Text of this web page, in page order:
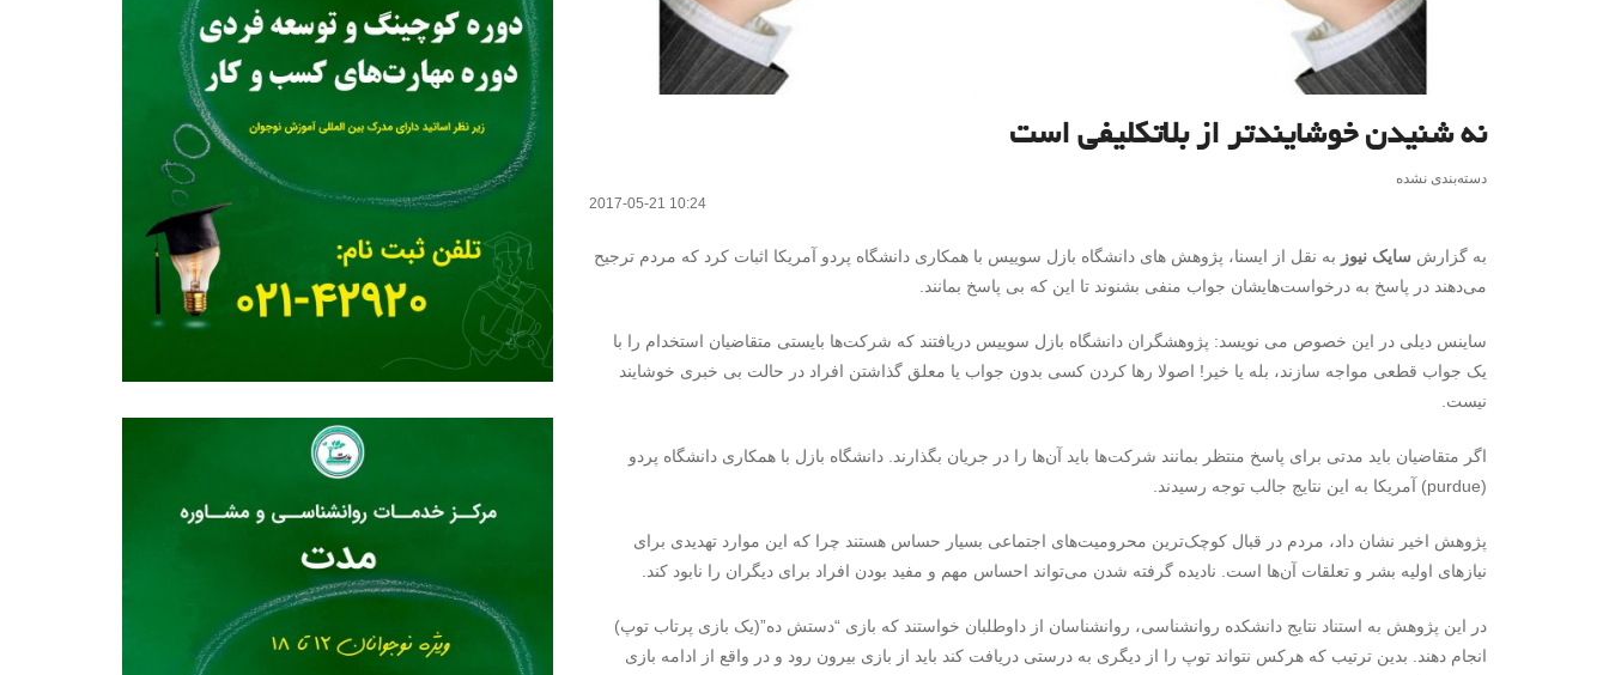
نه شنیدن خوشایندتر از بلاتکلیفی است
دسته‌بندی نشده
2017-05-21 10:24
به گزارش سایک نیوز به نقل از ایسنا، پژوهش های دانشگاه بازل سوییس با همکاری دانشگاه پردو آمریکا اثبات کرد که مردم ترجیح
می‌دهند در پاسخ به درخواست‌هایشان جواب منفی بشنوند تا این که بی پاسخ بمانند.
ساینس دیلی در این خصوص می نویسد: پژوهشگران دانشگاه بازل سوییس دریافتند که شرکت‌ها بایستی متقاضیان استخدام را با
یک جواب قطعی مواجه سازند، بله یا خیر! اصولا رها کردن کسی بدون جواب یا معلق گذاشتن افراد در حالت بی خبری خوشایند
نیست.
اگر متقاضیان باید مدتی برای پاسخ منتظر بمانند شرکت‌ها باید آن‌ها را در جریان بگذارند. دانشگاه بازل با همکاری دانشگاه پردو
(
purdue) آمریکا به این نتایج جالب توجه رسیدند.
پژوهش اخیر نشان داد، مردم در قبال کوچک‌ترین محرومیت‌های اجتماعی بسیار حساس هستند چرا که این موارد تهدیدی برای
نیازهای اولیه بشر و تعلقات آن‌ها است. نادیده گرفته شدن می‌تواند احساس مهم و مفید بودن افراد برای دیگران را نابود کند.
در این پژوهش به استناد نتایج دانشکده روانشناسی، روانشناسان از داوطلبان خواستند که بازی “دستش ده”(یک بازی پرتاب توپ)
انجام دهند. بدین ترتیب که هرکس نتواند توپ را از دیگری به درستی دریافت کند باید از بازی بیرون رود و در واقع از ادامه بازی